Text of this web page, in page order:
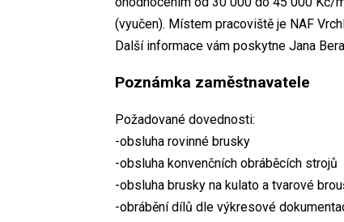
(vyučen). Místem pracoviště je NAF
Další informace vám poskytne Jana
Poznámka zaměstnavatele
Požadované dovednosti:
-obsluha rovinné brusky
-obsluha konvenčních obráběcích strojů
-obsluha brusky na kulato a tvarové
-obrábění dílů dle výkresové